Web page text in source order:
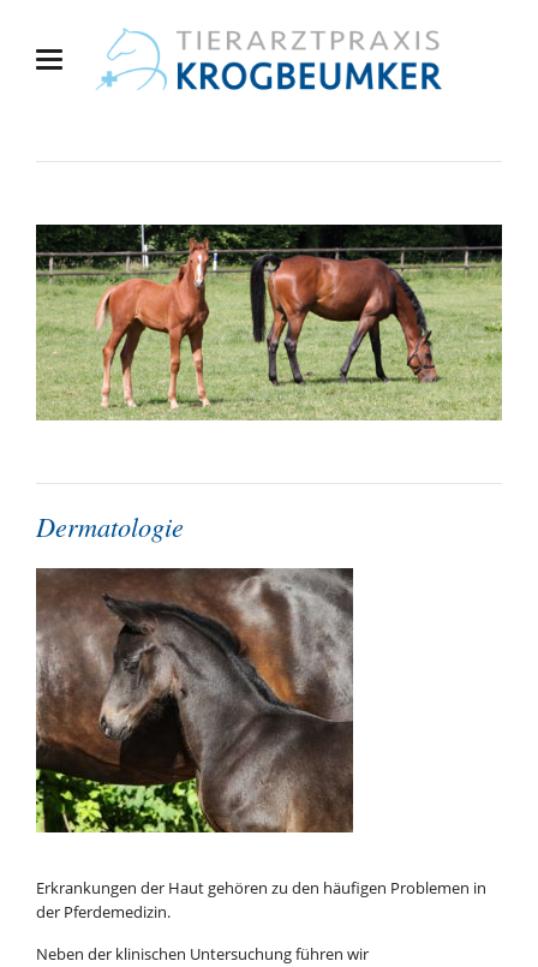
Dermatologie
Erkrankungen der Haut gehören zu den häufigen Problemen in
der Pferdemedizin.
Neben der klinischen Untersuchung führen wir